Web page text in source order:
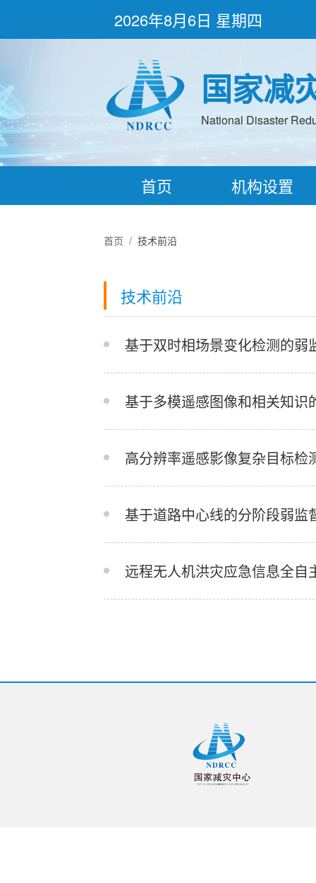
2026年8月6日 星期四
国家减
National Disaster
首页 机构设置
首页 / 技术前沿
技术前沿
基于双时相场景变化检测的
基于多模遥感图像和相关知识
高分辨率遥感影像复杂目标检
基于道路中心线的分阶段弱监
远程无人机洪灾应急信息全自